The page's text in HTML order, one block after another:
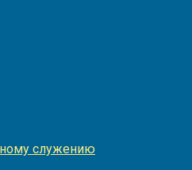
служению